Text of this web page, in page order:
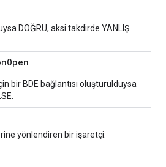
DOĞRU, aksi takdirde YANLIŞ
Open
bir BDE bağlantısı oluşturulduysa
yönlendiren bir işaretçi.